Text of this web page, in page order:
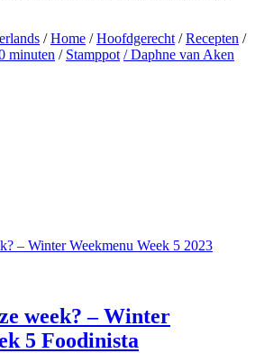
/Home /Hoofdgerecht /Recepten /
minuten / Stamppot / Daphne van Aken
week? – Winter
5 Foodinista